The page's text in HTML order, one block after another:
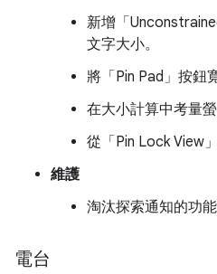
新增「
文字大小。
將「Pin Pad」 按鈕
在大小計算中考量螢
從「Pin Lock View
維護
淘汰探索通知的功能
電台